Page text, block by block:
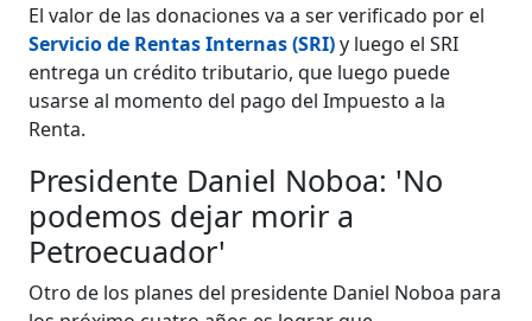
El valor de las donaciones va a ser verificado por el
Servicio de Rentas Internas (SRI)y luego el SRI
entrega un crédito tributario, que luego puede
usarse al momento del pago del Impuesto a la
Renta.
Presidente Daniel Noboa: 'No
podemos dejar morir a
Petroecuador'
Otro de los planes del presidente Daniel Noboa para